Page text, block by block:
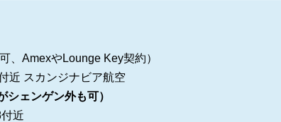
、AmexやLounge Key契約）
近 スカンジナビア航空
シェンゲン外も可）
近